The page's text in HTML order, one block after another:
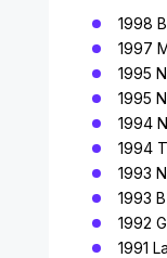
1998
1997
1995
1995
1994
1994
1993
1993
1992
1991